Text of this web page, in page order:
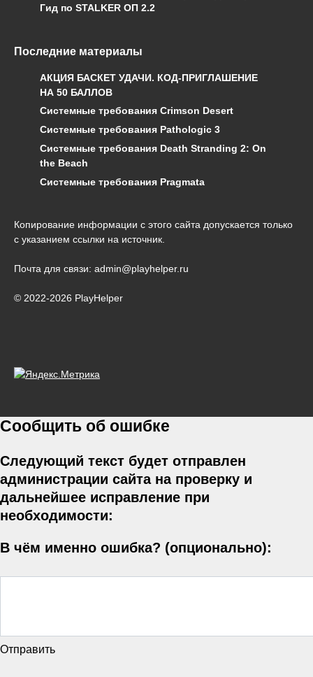
Гид по STALKER ОП 2.2
Последние материалы
АКЦИЯ БАСКЕТ УДАЧИ. КОД-ПРИГЛАШЕНИЕ
НА 50 БАЛЛОВ
Системные требования Crimson Desert
Системные требования Pathologic 3
Системные требования Death Stranding 2: On
the Beach
Системные требования Pragmata
Копирование информации с этого сайта допускается только
с указанием ссылки на источник.
Почта для связи: admin@playhelper.ru
© 2022-2026 PlayHelper
Сообщить об ошибке
Следующий текст будет отправлен
администрации сайта на проверку и
дальнейшее исправление при
необходимости:
В чём именно ошибка? (опционально):
Отправить